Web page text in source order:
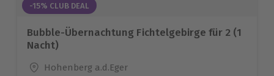
-15% CLUB DEAL
Bubble-Übernachtung Fichtelgebirge für 2 (1
Nacht)
Standort
Hohenberg a.d.Eger